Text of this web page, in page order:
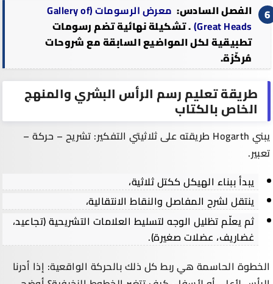
الفصل السادس:
معرض الرسومات (Gallery of
Great Heads) . تشكيلة نهائية تضم رسومات
تطبيقية لكل المواضيع السابقة مع شروحات
مُركّزة.
طريقة تعليم رسم الرأس البشري والمنهج
الخاص بالكتاب
يبني Hogarth طريقته على ثلاثيتي التفكير: تشريح – حركة –
تعبير.
يبدأ ببناء الهيكل ككتل ثلاثية،
ينتقل لشرح المفاصل والنقاط الانتقالية،
ثم يعلّم تظليل الوجه لتسليط العلامات التشريحية (تجاعيد،
غضاريف، عضلات صغيرة).
الخطوة الحاسمة هي ربط كل ذلك بالحركة الواقعية: إذا أدرنا